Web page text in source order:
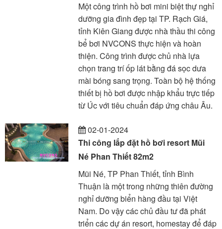
Một công trình hồ bơi mini biệt thự nghỉ
dưỡng gia đình đẹp tại TP. Rạch Giá,
tỉnh Kiên Giang được nhà thầu thi công
bể bơi NVCONS thực hiện và hoàn
thiện. Công trình được chủ nhà lựa
chọn trang trí ốp lát bằng đá sọc dưa
mài bóng sang trọng. Toàn bộ hệ thống
thiết bị hồ bơi được nhập khẩu trực tiếp
từ Úc với tiêu chuẩn đáp ứng châu Âu.
02-01-2024
Thi công lắp đặt hồ bơi resort Mũi
Né Phan Thiết 82m2
Mũi Né, TP Phan Thiết, tỉnh Bình
Thuận là một trong những thiên đường
nghỉ dưỡng biển hàng đầu tại Việt
Nam. Do vậy các chủ đầu tư đã phát
triển các dự án resort, homestay để đáp